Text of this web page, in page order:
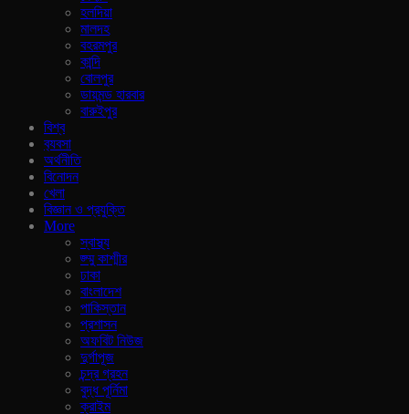
হলদিয়া
মালদহ
বহরমপুর
কান্দি
বোলপুর
ডায়মন্ড হারবার
বারুইপুর
বিশ্ব
ব‍্যবসা
অর্থনীতি
বিনোদন
খেলা
বিজ্ঞান ও প্রযুক্তি
More
স্বাস্থ্য
জ্ম্মু কাশ্মীর
ঢাকা
বাংলাদেশ
পাকিস্তান
প্রশাসন
অফবিট নিউজ
দুর্গাপূজ
চন্দ্র গ্রহন
বুদ্ধ পূর্নিমা
ক্রাইম